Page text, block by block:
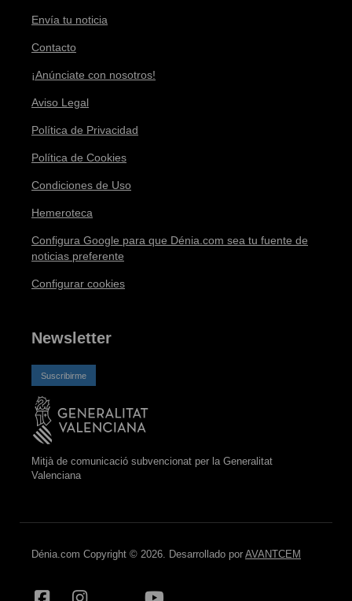
Envía tu noticia
Contacto
¡Anúnciate con nosotros!
Aviso Legal
Política de Privacidad
Política de Cookies
Condiciones de Uso
Hemeroteca
Configura Google para que Dénia.com sea tu fuente de
noticias preferente
Configurar cookies
Newsletter
Suscribirme
Mitjà de comunicació subvencionat per la Generalitat
Valenciana
Dénia.com Copyright © 2026. Desarrollado por AVANTCEM